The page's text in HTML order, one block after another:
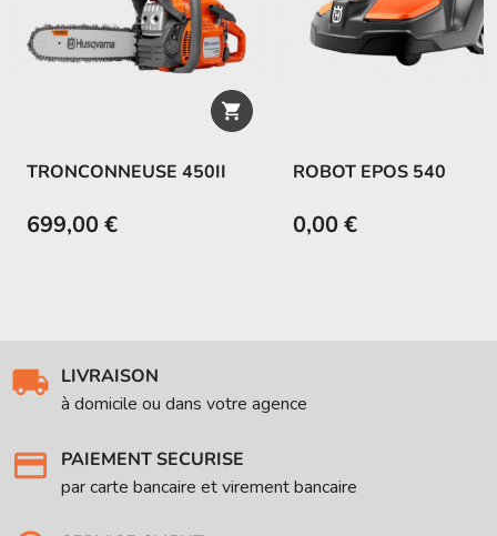

TRONCONNEUSE 450II
699,00 €
ROBOT EPOS 540
0,00 €
LIVRAISON
à domicile ou dans votre agence
PAIEMENT SECURISE
par carte bancaire et virement bancaire